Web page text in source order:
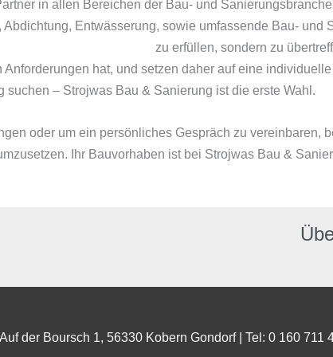
in allen Bereichen der Bau- und
Entwässerung, sowie umfassende Bau-
zu erfüllen, sondern zu
hat, und setzen daher auf eine
– Strojwas Bau & Sanierung ist die erste Wahl.
oder um ein persönliches Gespräch zu vereinbaren,
Ihr Bauvorhaben ist bei Strojwas Bau &
Auf der Boursch 1, 56330 Kobern Gondorf | Tel: 0 160 711